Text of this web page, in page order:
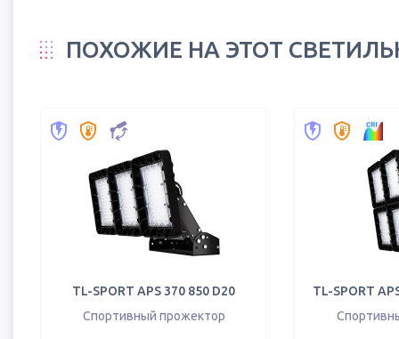
ПОХОЖИЕ НА ЭТОТ
TL-SPORT APS 370 850 D20
Спортивный прожектор
TL-SPORT